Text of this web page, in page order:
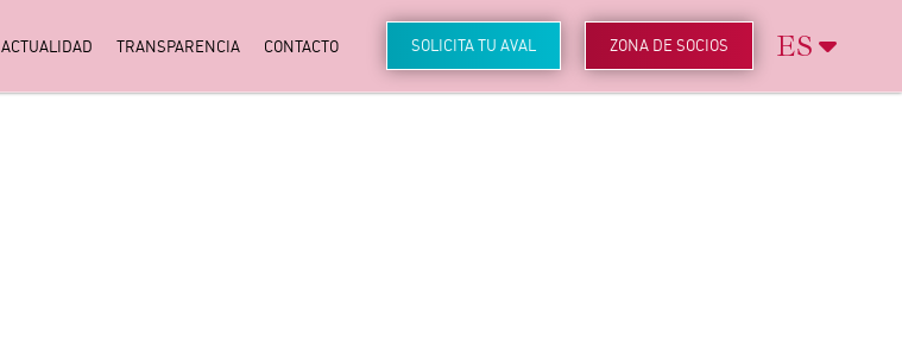
ACTUALIDAD TRANSPARENCIA CONTACTO SOLICITA TU AVAL ZONA DE SOCIOS ES